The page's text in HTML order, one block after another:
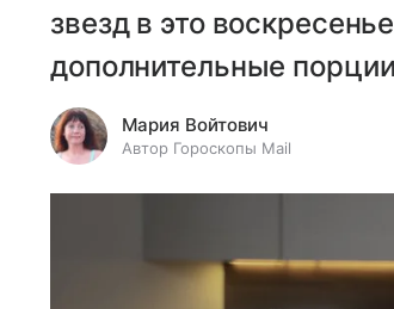
звезд в это
дополнительные
Мария Войтович
Автор Гороскопы Mail